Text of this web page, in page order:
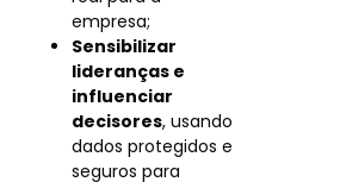
empresa;
Sensibilizar
lideranças e
influenciar
decisores, usando
dados protegidos e
seguros para